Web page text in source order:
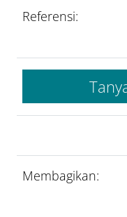
Referensi:
Membagikan: